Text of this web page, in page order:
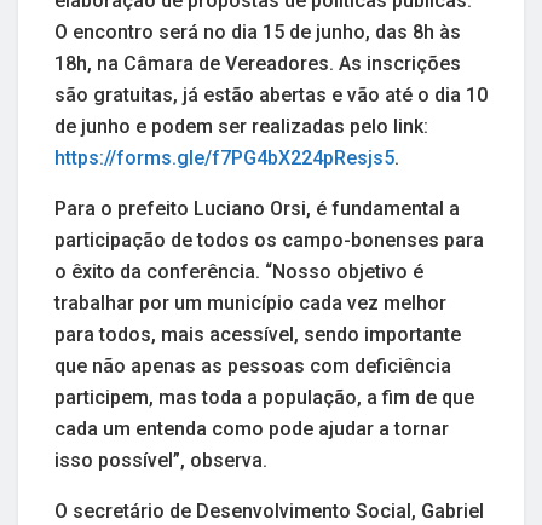
O encontro será no dia 15 de junho, das 8h às
18h, na Câmara de Vereadores. As inscrições
são gratuitas, já estão abertas e vão até o dia 10
de junho e podem ser realizadas pelo link:
https://forms.gle/f7PG4bX224pResjs5.
Para o prefeito Luciano Orsi, é fundamental a
participação de todos os campo-bonenses para
o êxito da conferência. “Nosso objetivo é
trabalhar por um município cada vez melhor
para todos, mais acessível, sendo importante
que não apenas as pessoas com deficiência
participem, mas toda a população, a fim de que
cada um entenda como pode ajudar a tornar
isso possível”, observa.
O secretário de Desenvolvimento Social, Gabriel